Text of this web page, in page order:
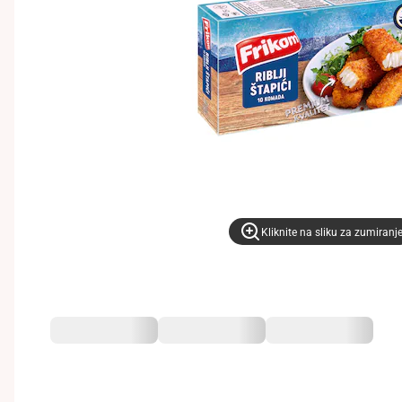
Kliknite na sliku za zumiranje